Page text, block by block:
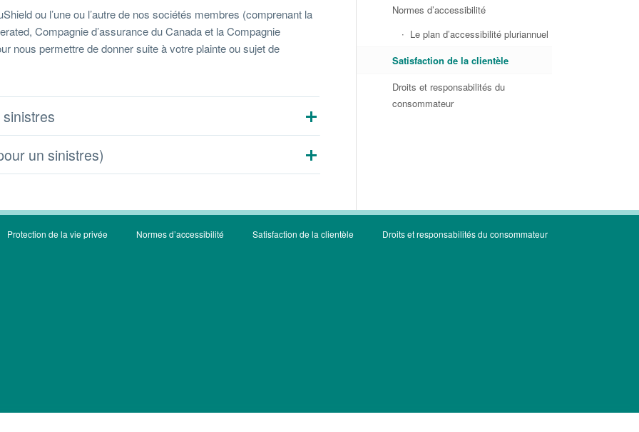
ou l’une ou l’autre de nos sociétés membres (comprenant la
Compagnie d’assurance du Canada et la Compagnie
nous permettre de donner suite à votre plainte ou sujet de
un sinistres)
Normes d’accessibilité
Le plan d’accessibilité pluriannuel
Satisfaction de la clientèle
Droits et responsabilités du
consommateur
Protection de la vie privée Normes d’accessibilité Satisfaction de la clientèle Droits et responsabilités du consommateur